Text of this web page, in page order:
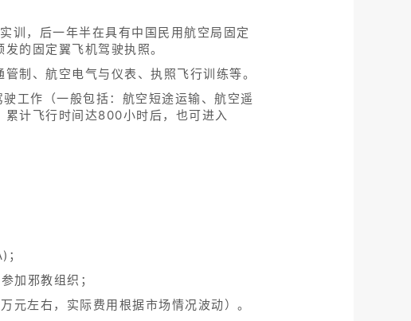
训，后一年半在具有中国民用航空局固定
的固定翼飞机驾驶执照。
制、航空电气与仪表、执照飞行训练等。
工作（一般包括：航空短途运输、航空遥
计飞行时间达800小时后，也可进入
加邪教组织；
左右，实际费用根据市场情况波动）。